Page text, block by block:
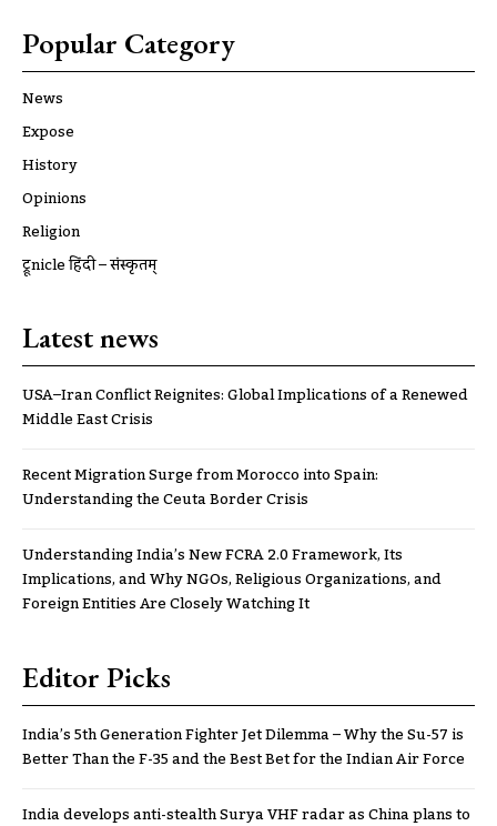
Popular Category
News
Expose
History
Opinions
Religion
ट्रूnicle हिंदी – संस्कृतम्
Latest news
USA–Iran Conflict Reignites: Global Implications of a Renewed
Middle East Crisis
Recent Migration Surge from Morocco into Spain:
Understanding the Ceuta Border Crisis
Understanding India’s New FCRA 2.0 Framework, Its
Implications, and Why NGOs, Religious Organizations, and
Foreign Entities Are Closely Watching It
Editor Picks
India’s 5th Generation Fighter Jet Dilemma – Why the Su-57 is
Better Than the F-35 and the Best Bet for the Indian Air Force
India develops anti-stealth Surya VHF radar as China plans to